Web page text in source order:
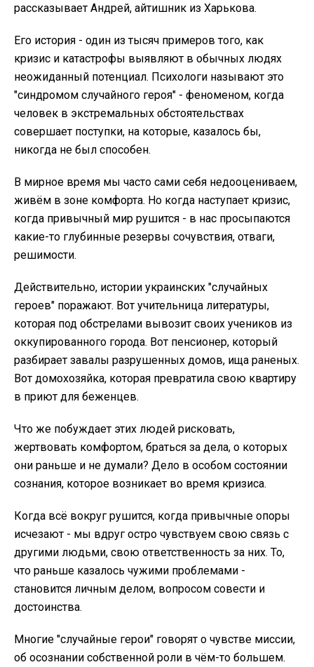
рассказывает Андрей, айтишник из Харькова.
Его история - один из тысяч примеров того, как
кризис и катастрофы выявляют в обычных людях
неожиданный потенциал. Психологи называют это
"синдромом случайного героя" - феноменом, когда
человек в экстремальных обстоятельствах
совершает поступки, на которые, казалось бы,
никогда не был способен.
В мирное время мы часто сами себя недооцениваем,
живём в зоне комфорта. Но когда наступает кризис,
когда привычный мир рушится - в нас просыпаются
какие-то глубинные резервы сочувствия, отваги,
решимости.
Действительно, истории украинских "случайных
героев" поражают. Вот учительница литературы,
которая под обстрелами вывозит своих учеников из
оккупированного города. Вот пенсионер, который
разбирает завалы разрушенных домов, ища раненых.
Вот домохозяйка, которая превратила свою квартиру
в приют для беженцев.
Что же побуждает этих людей рисковать,
жертвовать комфортом, браться за дела, о которых
они раньше и не думали? Дело в особом состоянии
сознания, которое возникает во время кризиса.
Когда всё вокруг рушится, когда привычные опоры
исчезают - мы вдруг остро чувствуем свою связь с
другими людьми, свою ответственность за них. То,
что раньше казалось чужими проблемами -
становится личным делом, вопросом совести и
достоинства.
Многие "случайные герои" говорят о чувстве миссии,
об осознании собственной роли в чём-то большем.